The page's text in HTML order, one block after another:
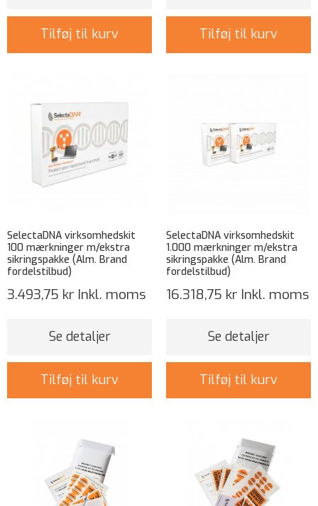
Tilføj til kurv Tilføj til kurv
SelectaDNA virksomhedskit
100 mærkninger m/ekstra
sikringspakke (Alm. Brand
fordelstilbud)
3.493,75 kr Inkl. moms
Se detaljer
Tilføj til kurv
SelectaDNA virksomhedskit
1.000 mærkninger m/ekstra
sikringspakke (Alm. Brand
fordelstilbud)
16.318,75 kr Inkl. moms
Se detaljer
Tilføj til kurv